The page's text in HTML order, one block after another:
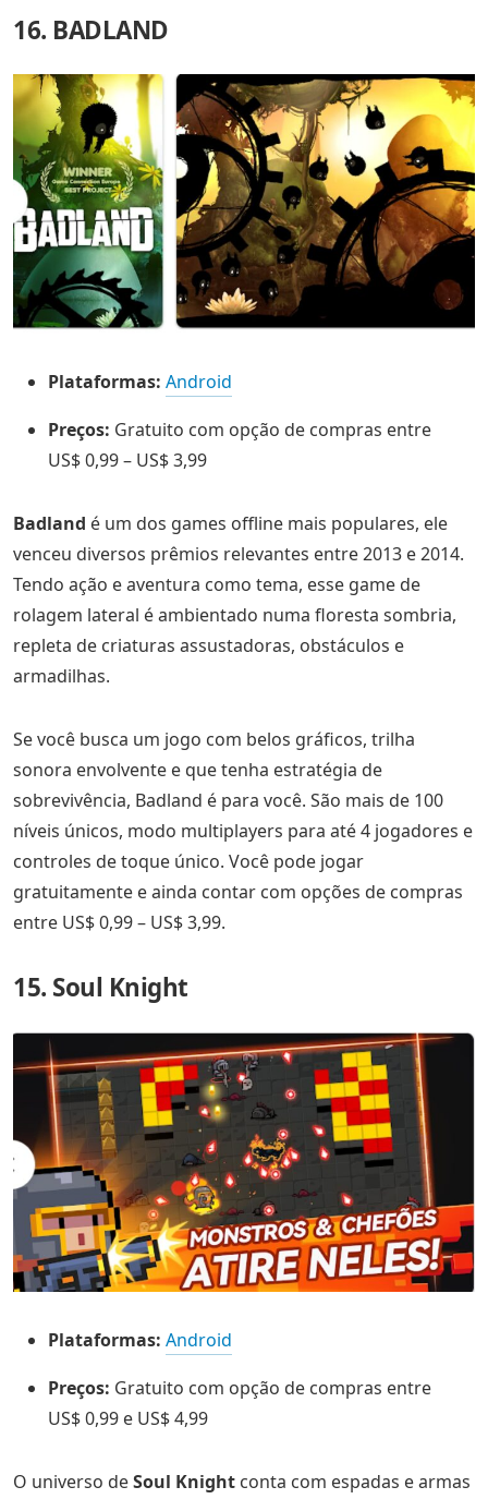
16. BADLAND
Plataformas: Android
Preços: Gratuito com opção de compras entre
US$ 0,99 – US$ 3,99
Badland é um dos games offline mais populares, ele
venceu diversos prêmios relevantes entre 2013 e 2014.
Tendo ação e aventura como tema, esse game de
rolagem lateral é ambientado numa floresta sombria,
repleta de criaturas assustadoras, obstáculos e
armadilhas.
Se você busca um jogo com belos gráficos, trilha
sonora envolvente e que tenha estratégia de
sobrevivência, Badland é para você. São mais de 100
níveis únicos, modo multiplayers para até 4 jogadores e
controles de toque único. Você pode jogar
gratuitamente e ainda contar com opções de compras
entre US$ 0,99 – US$ 3,99.
15. Soul Knight
Plataformas: Android
Preços: Gratuito com opção de compras entre
US$ 0,99 e US$ 4,99
O universo deSoul Knight conta com espadas e armas